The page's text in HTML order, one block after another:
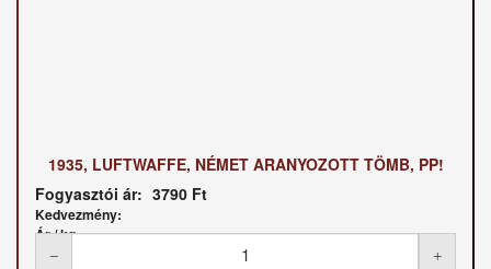
1935, LUFTWAFFE, NÉMET ARANYOZOTT TÖMB, PP!
Fogyasztói ár: 3790 Ft
Kedvezmény:
Ár / kg: